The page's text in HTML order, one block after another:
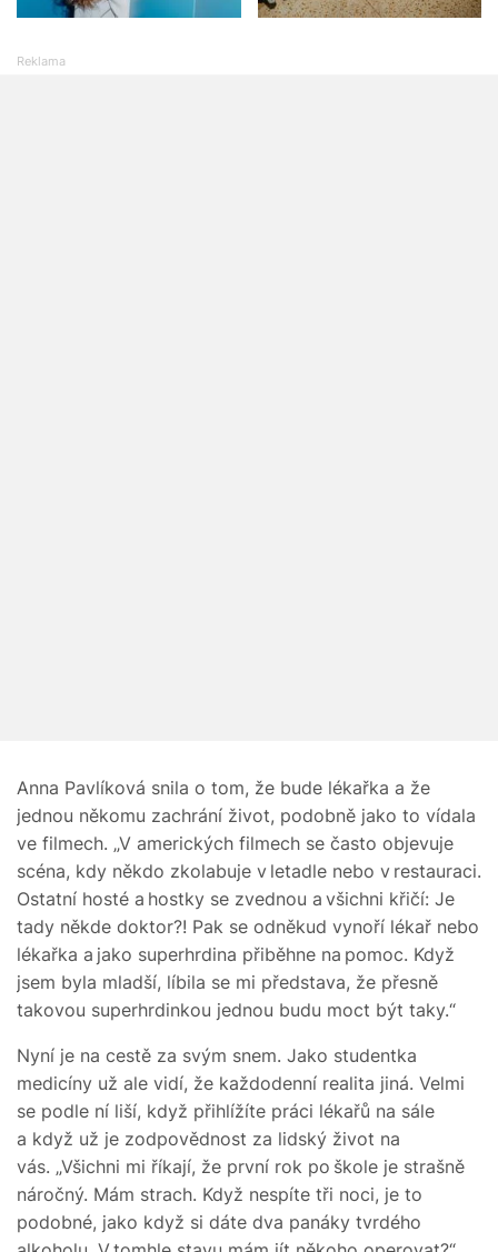
Anna Pavlíková snila o tom, že bude lékařka a že
jednou někomu zachrání život, podobně jako to vídala
ve filmech. „V amerických filmech se často objevuje
scéna, kdy někdo zkolabuje v letadle nebo v restauraci.
Ostatní hosté a hostky se zvednou a všichni křičí: Je
tady někde doktor?! Pak se odněkud vynoří lékař nebo
lékařka a jako superhrdina přiběhne na pomoc. Když
jsem byla mladší, líbila se mi představa, že přesně
takovou superhrdinkou jednou budu moct být taky.“
Nyní je na cestě za svým snem. Jako studentka
medicíny už ale vidí, že každodenní realita jiná. Velmi
se podle ní liší, když přihlížíte práci lékařů na sále
a když už je zodpovědnost za lidský život na
vás. „Všichni mi říkají, že první rok po škole je strašně
náročný. Mám strach. Když nespíte tři noci, je to
podobné, jako když si dáte dva panáky tvrdého